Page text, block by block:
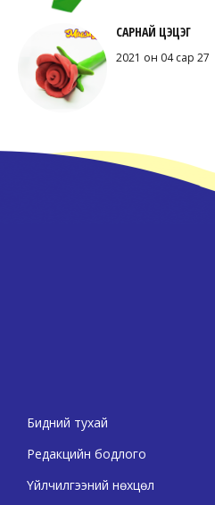
САРНАЙ ЦЭЦЭГ
2021 он 04 сар 27
Бидний тухай
Редакцийн бодлого
Үйлчилгээний нөхцөл